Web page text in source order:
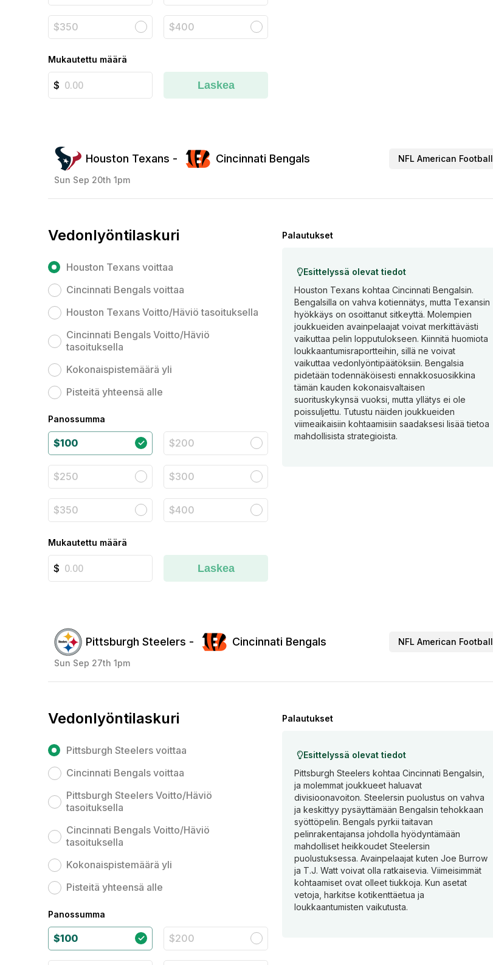
$350 $400
Mukautettu määrä
Laskea
Houston Texans - Cincinnati Bengals NFL American Football
Sun Sep 20th 1pm
Vedonlyöntilaskuri
Houston Texans voittaa
Cincinnati Bengals voittaa
Houston Texans Voitto/Häviö tasoituksella
Cincinnati Bengals Voitto/Häviö
tasoituksella
Kokonaispistemäärä yli
Pisteitä yhteensä alle
Panossumma
$100 $200
$250 $300
$350 $400
Mukautettu määrä
Laskea
Palautukset
Esittelyssä olevat tiedot
Houston Texans kohtaa Cincinnati Bengalsin.
Bengalsilla on vahva kotiennätys, mutta Texansin
hyökkäys on osoittanut sitkeyttä. Molempien
joukkueiden avainpelaajat voivat merkittävästi
vaikuttaa pelin lopputulokseen. Kiinnitä huomiota
loukkaantumisraportteihin, sillä ne voivat
vaikuttaa vedonlyöntipäätöksiin. Bengalsia
pidetään todennäköisesti ennakkosuosikkina
tämän kauden kokonaisvaltaisen
suorituskykynsä vuoksi, mutta yllätys ei ole
poissuljettu. Tutustu näiden joukkueiden
viimeaikaisiin kohtaamisiin saadaksesi lisää tietoa
mahdollisista strategioista.
Pittsburgh Steelers - Cincinnati Bengals NFL American Football
Sun Sep 27th 1pm
Vedonlyöntilaskuri
Pittsburgh Steelers voittaa
Cincinnati Bengals voittaa
Pittsburgh Steelers Voitto/Häviö
tasoituksella
Cincinnati Bengals Voitto/Häviö
tasoituksella
Kokonaispistemäärä yli
Pisteitä yhteensä alle
Panossumma
$100 $200
Palautukset
Esittelyssä olevat tiedot
Pittsburgh Steelers kohtaa Cincinnati Bengalsin,
ja molemmat joukkueet haluavat
divisioonavoiton. Steelersin puolustus on vahva
ja keskittyy pysäyttämään Bengalsin tehokkaan
syöttöpelin. Bengals pyrkii taitavan
pelinrakentajansa johdolla hyödyntämään
mahdolliset heikkoudet Steelersin
puolustuksessa. Avainpelaajat kuten Joe Burrow
ja T.J. Watt voivat olla ratkaisevia. Viimeisimmät
kohtaamiset ovat olleet tiukkoja. Kun asetat
vetoja, harkitse kotikenttäetua ja
loukkaantumisten vaikutusta.